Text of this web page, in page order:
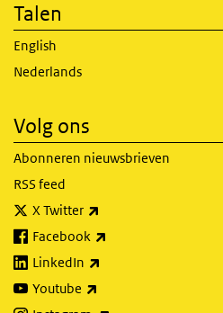
Talen
English
Nederlands
Volg ons
Abonneren nieuwsbrieven
RSS feed
X Twitter
Facebook
LinkedIn
Youtube